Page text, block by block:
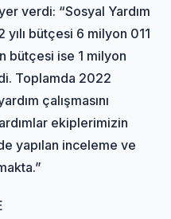
verdi: “Sosyal Yardım
bütçesi 6 milyon 011
bütçesi ise 1 milyon
Toplamda 2022
çalışmasını
ekiplerimizin
yapılan inceleme ve